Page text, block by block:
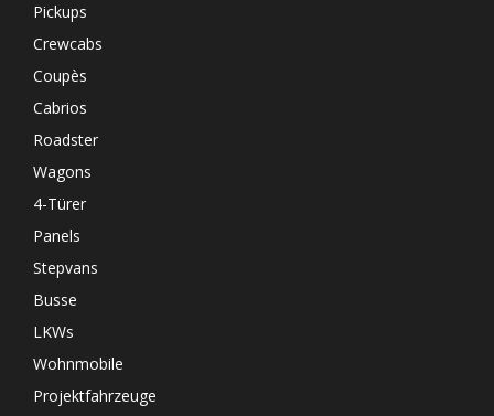
Pickups
Crewcabs
Coupès
Cabrios
Roadster
Wagons
4-Türer
Panels
Stepvans
Busse
LKWs
Wohnmobile
Projektfahrzeuge